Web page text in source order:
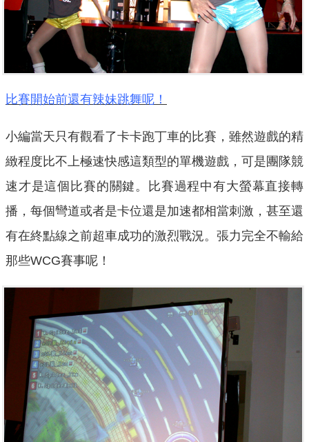
比賽開始前還有辣妹跳舞呢！
小編當天只有觀看了卡卡跑丁車的比賽，雖然遊戲的精
緻程度比不上極速快感這類型的單機遊戲，可是團隊競
速才是這個比賽的關鍵。比賽過程中有大螢幕直接轉
播，每個彎道或者是卡位還是加速都相當刺激，甚至還
有在終點線之前超車成功的激烈戰況。張力完全不輸給
那些WCG賽事呢！